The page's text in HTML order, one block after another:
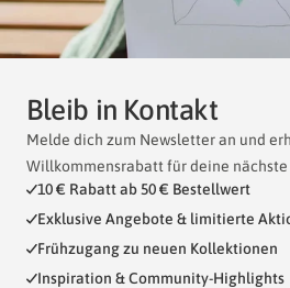
Bleib in Kontakt
Melde dich zum Newsletter an und
Willkommensrabatt für deine nächste
10 € Rabatt ab 50 € Bestellwert
Exklusive Angebote & limitierte
Frühzugang zu neuen Kollektionen
Inspiration & Community-Highlights